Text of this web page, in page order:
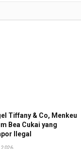
Tiffany & Co, Menkeu
Bea Cukai yang
Ilegal
2026